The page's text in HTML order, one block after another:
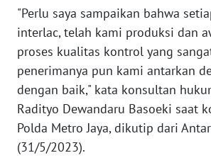
"Perlu saya sampaikan bahwa
interlac, telah kami produksi dan
proses kualitas kontrol yang
penerimanya pun kami antarkan
dengan baik," kata konsultan
Radityo Dewandaru Basoeki saat
Polda Metro Jaya, dikutip dari
(31/5/2023).
KONTAK
IKLAN
TENTANG
KAMI